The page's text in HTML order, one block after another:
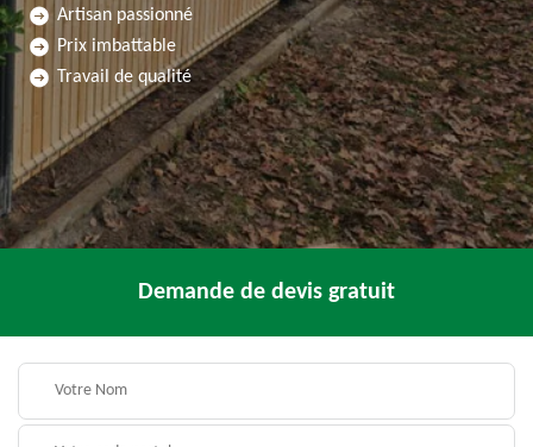
Artisan passionné
Prix imbattable
Travail de qualité
Demande de devis gratuit